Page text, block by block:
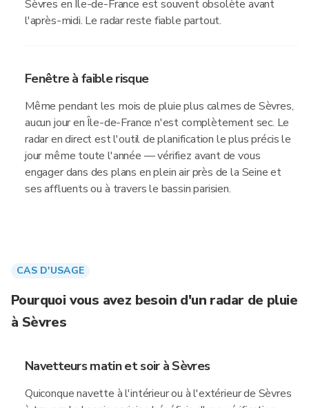
Sèvres en Île-de-France est souvent obsolète avant
l'après-midi. Le radar reste fiable partout.
Fenêtre à faible risque
Même pendant les mois de pluie plus calmes de Sèvres,
aucun jour en Île-de-France n'est complètement sec. Le
radar en direct est l'outil de planification le plus précis le
jour même toute l'année — vérifiez avant de vous
engager dans des plans en plein air près de la Seine et
ses affluents ou à travers le bassin parisien.
CAS D'USAGE
Pourquoi vous avez besoin d'un radar de pluie
à Sèvres
Navetteurs matin et soir à Sèvres
Quiconque navette à l'intérieur ou à l'extérieur de Sèvres